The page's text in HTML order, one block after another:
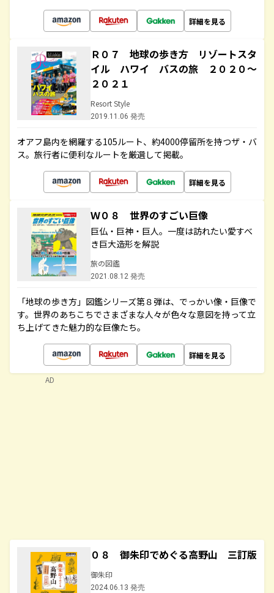
詳細を見る
Ｒ０７ 地球の歩き方 リゾートスタ
イル ハワイ バスの旅 ２０２０～
２０２１
Resort Style
2019.11.06 発売
オアフ島内を網羅する105ルート、約4000停留所を持つザ・バ
ス。旅行者に便利なルートを厳選して掲載。
詳細を見る
Ｗ０８ 世界のすごい巨像
巨仏・巨神・巨人。一度は訪れたい愛すべ
き巨大造形を解説
旅の図鑑
2021.08.12 発売
「地球の歩き方」図鑑シリーズ第８弾は、でっかい像・巨像で
す。世界のあちこちでさまざまな人々が色々な意図を持って立
ち上げてきた魅力的な巨像たち。
詳細を見る
０８ 御朱印でめぐる高野山 三訂版
御朱印
2024.06.13 発売
AD